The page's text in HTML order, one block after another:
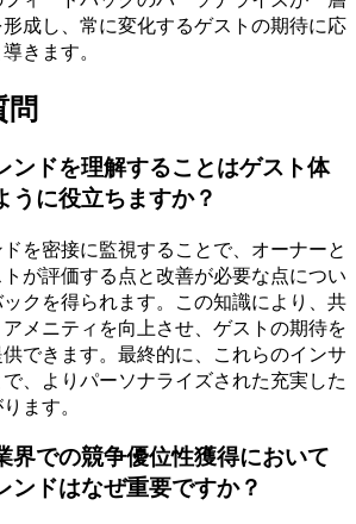
成し、常に変化するゲストの期待に応
きます。
問
ンドを理解することはゲスト体
うに役立ちますか？
を密接に監視することで、オーナーと
が評価する点と改善が必要な点につい
クを得られます。この知識により、共
メニティを向上させ、ゲストの期待を
できます。最終的に、これらのインサ
、よりパーソナライズされた充実した
ます。
界での競争優位性獲得において
ンドはなぜ重要ですか？